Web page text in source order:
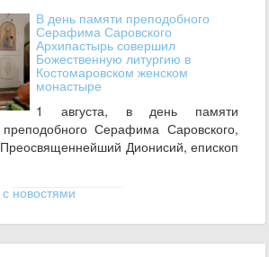
В день памяти преподобного
Серафима Саровского
Архипастырь совершил
Божественную литургию в
Костомаровском женском
монастыре
1 августа, в день памяти
Серафима Саровского,
Дионисий, епископ
новостями